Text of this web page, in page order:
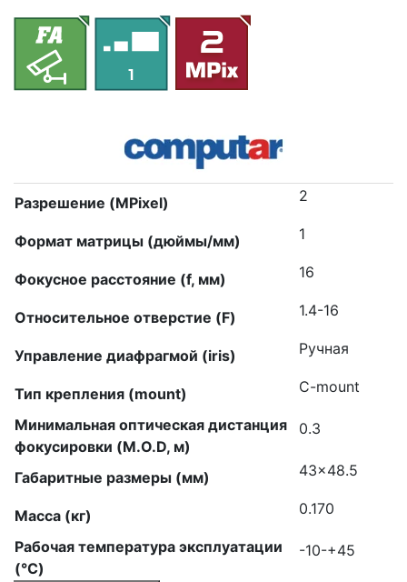
Разрешение (MPixel) 2
Формат матрицы (дюймы/мм) 1
Фокусное расстояние (f, мм) 16
Относительное отверстие (F) 1.4-16
Управление диафрагмой (iris) Ручная
Тип крепления (mount) C-mount
Минимальная оптическая дистанция
фокусировки (M.O.D, м)
0.3
Габаритные размеры (мм) 43×48.5
Масса (кг) 0.170
Рабочая температура эксплуатации
(°C)
-10-+45